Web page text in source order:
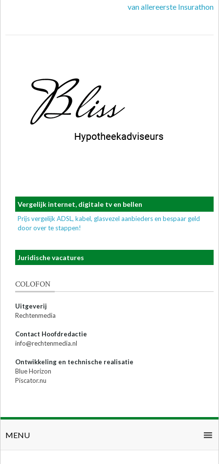
van allereerste Insurathon
Vergelijk internet, digitale tv en bellen
Prijs vergelijk ADSL, kabel, glasvezel aanbieders en bespaar geld
door over te stappen!
Juridische vacatures
COLOFON
Uitgeverij
Rechtenmedia
Contact Hoofdredactie
info@rechtenmedia.nl
Ontwikkeling en technische realisatie
Blue Horizon
Piscator.nu
MENU